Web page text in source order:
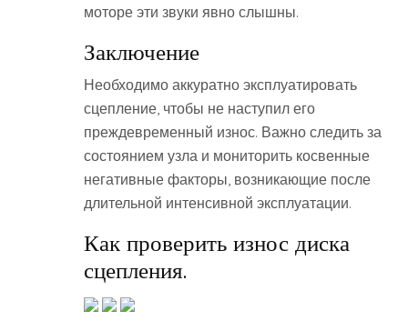
моторе эти звуки явно слышны.
Заключение
Необходимо аккуратно эксплуатировать
сцепление, чтобы не наступил его
преждевременный износ. Важно следить за
состоянием узла и мониторить косвенные
негативные факторы, возникающие после
длительной интенсивной эксплуатации.
Как проверить износ диска
сцепления.